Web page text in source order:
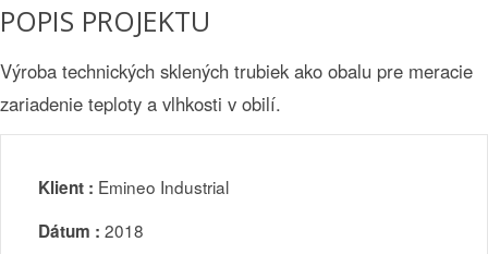
POPIS PROJEKTU
Výroba technických sklených trubiek ako obalu pre meracie
zariadenie teploty a vlhkosti v obilí.
Klient : Emineo Industrial
Dátum : 2018